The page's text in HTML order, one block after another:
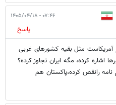
۰۷:۴۶ - ۱۴۰۵/۰۴/۱۸
پاسخ
مثل بقیه کشورهای غربی
اشاره کرده، مگه ایران تجاوز کرده؟
نامه رانقص کرده،پاکستان هم